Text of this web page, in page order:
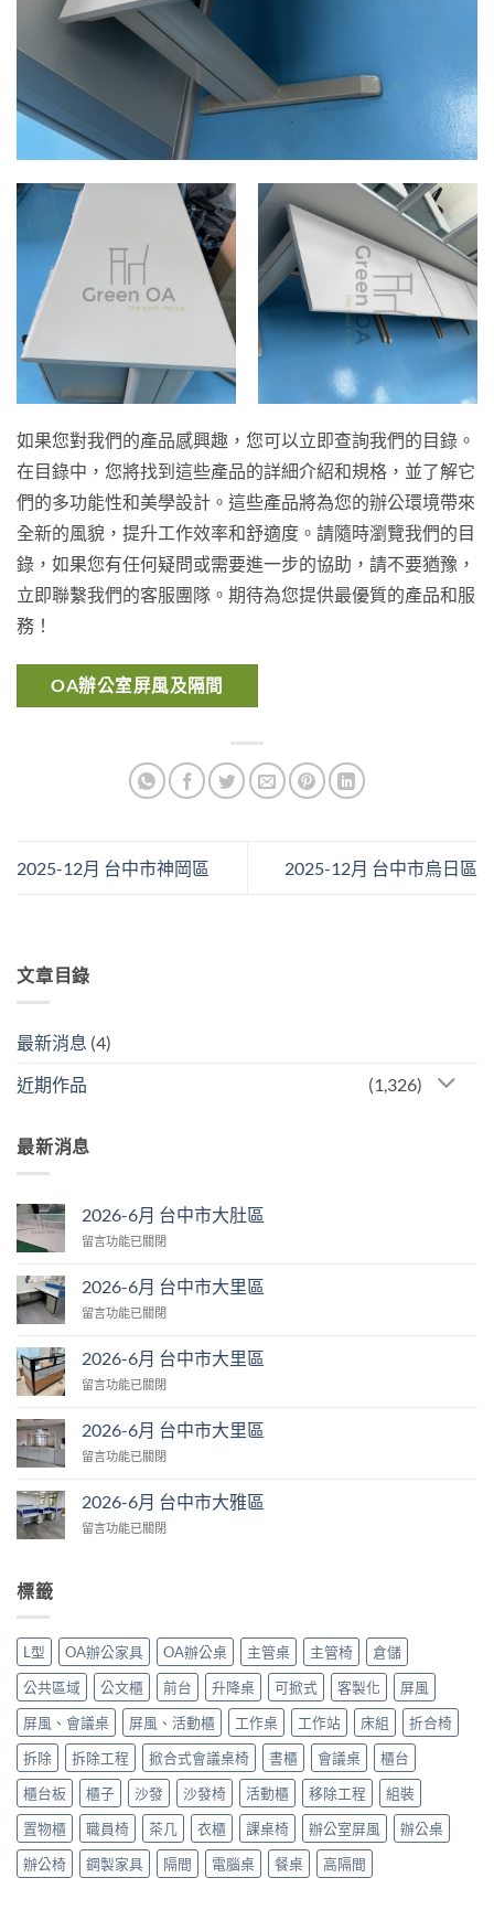
文章目錄
最新消息 (4)
近期作品 (1,326)
最新消息
2026-6月 台中市大肚區
在
月
台
市
肚
中
留言功能已關閉
2026-6月 台中市大里區
在
月
台
市
里
中
留言功能已關閉
2026-6月 台中市大里區
在
月
台
市
里
留言功能已關閉
2026-6月 台中市大里區
在
月
台
中
留言功能已關閉
2026-6月 台中市大雅區
在
市
大
雅
區〉
中
留言功能已關閉
標籤
L型 OA辦公家具 OA辦公桌 主管桌 主管椅
倉儲
公共區域
公文櫃 前台 升降桌 可掀式 客製化
屏風
屏風、會議桌
屏風、活動櫃 工作桌 工作站 床組
折合椅
拆除
拆除工程 掀合式會議桌椅 書櫃 會議桌
櫃台
櫃台板
櫃子 沙發 沙發椅 活動櫃 移除工程
組裝
置物櫃
職員椅 茶几 衣櫃 課桌椅 辦公室屏風
辦公桌
辦公椅
鋼製家具 隔間 電腦桌 餐桌 高隔間
如果您對我們的產品感興趣，您可以立即查詢我們的目錄。
在目錄中，您將找到這些產品的詳細介紹和規格，並了解它
們的多功能性和美學設計。這些產品將為您的辦公環境帶來
全新的風貌，提升工作效率和舒適度。請隨時瀏覽我們的目
錄，如果您有任何疑問或需要進一步的協助，請不要猶豫，
立即聯繫我們的客服團隊。期待為您提供最優質的產品和服
務！
OA辦公室屏風及隔間
2025-12月 台中市神岡區 2025-12月 台中市烏日區